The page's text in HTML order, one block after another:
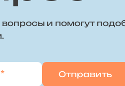
и помогут
*